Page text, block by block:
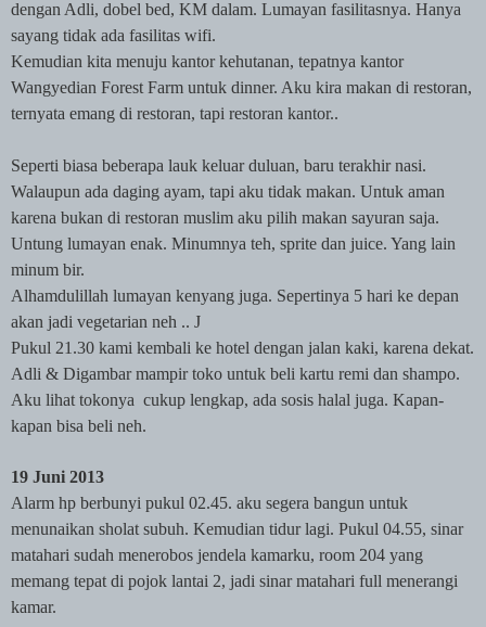
dengan Adli, dobel bed, KM dalam. Lumayan fasilitasnya. Hanya
sayang tidak ada fasilitas wifi.
Kemudian kita menuju kantor kehutanan, tepatnya kantor
Wangyedian Forest Farm untuk dinner. Aku kira makan di restoran,
ternyata emang di restoran, tapi restoran kantor..
Seperti biasa beberapa lauk keluar duluan, baru terakhir nasi.
Walaupun ada daging ayam, tapi aku tidak makan. Untuk aman
karena bukan di restoran muslim aku pilih makan sayuran saja.
Untung lumayan enak. Minumnya teh, sprite dan juice. Yang lain
minum bir.
Alhamdulillah lumayan kenyang juga. Sepertinya 5 hari ke depan
akan jadi vegetarian neh .. J
Pukul 21.30 kami kembali ke hotel dengan jalan kaki, karena dekat.
Adli & Digambar mampir toko untuk beli kartu remi dan shampo.
Aku lihat tokonya cukup lengkap, ada sosis halal juga. Kapan-
kapan bisa beli neh.
19 Juni 2013
Alarm hp berbunyi pukul 02.45. aku segera bangun untuk
menunaikan sholat subuh. Kemudian tidur lagi. Pukul 04.55, sinar
matahari sudah menerobos jendela kamarku, room 204 yang
memang tepat di pojok lantai 2, jadi sinar matahari full menerangi
kamar.